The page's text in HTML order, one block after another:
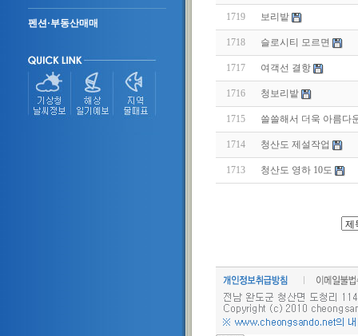
펜션·부동산매매
1719 보리밭
1718 슬로시티 모르면
1717 여객선 결항
1716 청보리밭
1715 쓸쓸해서 더욱 아름다
1714 청산도 제설작업
1713 청산도 영하 10도